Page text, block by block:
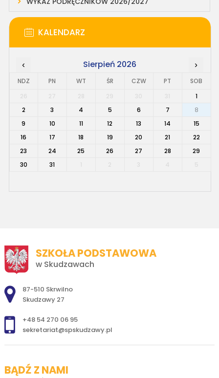
KALENDARZ
‹ Sierpień 2026 ›
NDZ PN WT ŚR CZW PT
SOB
1
2
3 4 5 6 7
8
9
10 11 12 13 14
15
16
17 18 19 20 21
22
23
24 25 26 27 28
29
30
31
SZKOŁA PODSTAWOWA
w Skudzawach
Adres pocztowy:
87-510 Skrwilno
Skudzawy 27
+48 54 270 06 95
sekretariat@spskudzawy.pl
BĄDŹ Z NAMI